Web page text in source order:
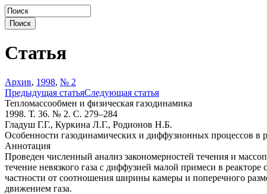
Статья
Архив, 1998, № 2
Предыдущая статьяСледующая статья
Тепломассообмен и физическая газодинамика
1998. Т. 36. № 2. С. 279–284
Гладуш Г.Г., Куркина Л.Г., Родионов Н.Б.
Особенности газодинамических и диффузионных процессов в
Аннотация
Проведен численный анализ закономерностей течения и
течение невязкого газа с диффузией малой примеси в
частности от соотношения ширины камеры и поперечного
движением газа.